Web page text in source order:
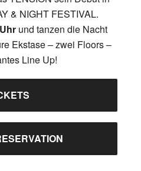
& NIGHT FESTIVAL.
und tanzen die Nacht
Ekstase – zwei Floors –
Line Up!